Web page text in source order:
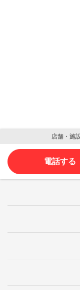
店舗・施
電話する